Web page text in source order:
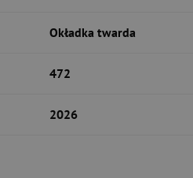
Okładka twarda
472
2026